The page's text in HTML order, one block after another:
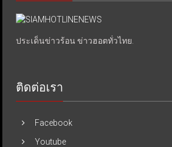
ประเด็นข่าวร้อน ข่าวฮอตทั่วไทย.
ติดต่อเรา
Facebook
Youtube